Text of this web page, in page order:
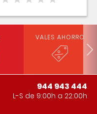
VALES AHORRO
944 943 444
L-S de 9:00h a 22:00h